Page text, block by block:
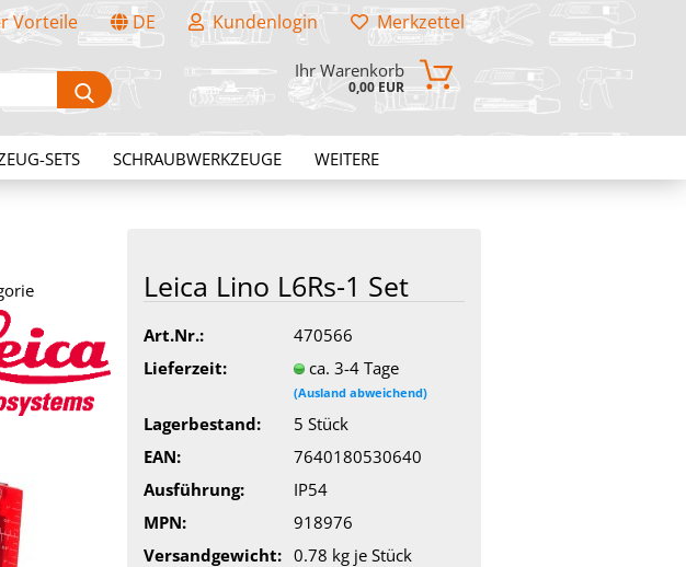
Vorteile DE Kundenlogin
E-Mail
erstellen
vergessen?
Merkzettel
Suche... Ihr Warenkorb
0,00 EUR
SETS SCHRAUBWERKZEUGE WEITERE
Leica Lino L6Rs-​1 Set
Art.Nr.:
470566
Lieferzeit:
ca. 3-4 Tage
(Ausland abweichend)
Lagerbestand: 5 Stück
EAN:
7640180530640
Ausführung:
IP54
MPN:
918976
Versandgewicht: 0.78 kg je Stück